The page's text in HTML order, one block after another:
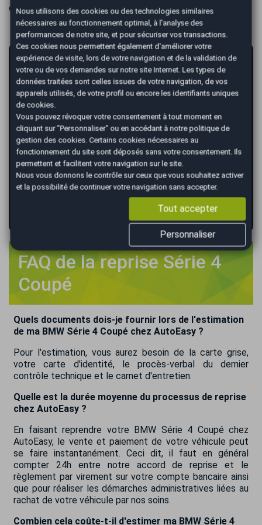
en fonction des délais interbancaires.
AutoEasy vous garantit la vente de votre
voiture au meilleur prix !
Renseignez votre immatriculation*
Renseignez le kilométrage de votre véhicule*
FAQ de la reprise Série 4
Coupé
Quels documents dois-je fournir lors de l'estimation
de ma BMW Série 4 Coupé chez AutoEasy ?
Pour l'estimation, vous aurez besoin de la carte grise,
votre carte d'identité, le procès-verbal du dernier
contrôle technique et le carnet d'entretien.
Quelle est la durée moyenne du processus de reprise
chez AutoEasy ?
En faisant reprendre votre BMW Série 4 Coupé chez
AutoEasy, le vente et paiement de votre véhicule peut
se faire instantanément. Ceci dit, il faut en général
compter 24h entre notre accord de reprise et le
règlement par virement sur votre compte bancaire ainsi
que pour réaliser les démarches administratives liées au
rachat de votre véhicule par nos soins.
Combien cela coûte-t-il d'estimer ma BMW Série 4
Nous utilisons des cookies ou des technologies similaires
nécessaires au fonctionnement optimal, à l'analyse des
performances de notre site, et pour sécuriser vos transactions.
Ces cookies nous permettent également d'améliorer votre
expérience de visite, lors de votre navigation et de la validation de
votre ou de vos demandes sur notre site Internet. Les types de
données traitées sont celles issues de votre navigation, de vos
appareils utilisés, de votre profil ou encore les identifiants uniques
de cookies.
Vous pouvez révoquer votre consentement à tout moment en
cliquant sur "Personnaliser" ou en accédant à notre politique de
gestion des cookies. Certains cookies nécessaires au
fonctionnement du site sont déposés sans votre consentement. Ils
permettent et facilitent votre navigation sur le site.
Nous vous donnons le contrôle sur ceux que vous souhaitez activer
et la possibilité de continuer votre navigation sans accepter.
Tout accepter
Personnaliser